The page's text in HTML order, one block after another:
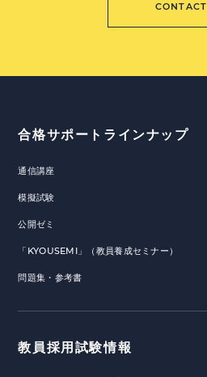
CONTACT
合格サポートラインナップ
通信講座
模擬試験
公開ゼミ
「KYOUSEMI」（教員養成セミナー）
問題集・参考書
教員採用試験情報